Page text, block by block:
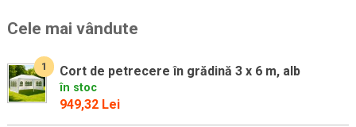
Cele mai vândute
1 Cort de petrecere în grădină 3 x 6 m, alb
în stoc
949,32 Lei